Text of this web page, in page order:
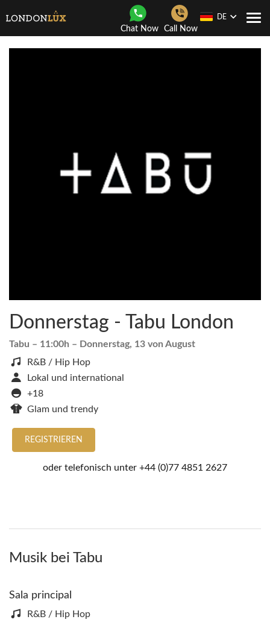
Chat Now Call Now
DE
Donnerstag - Tabu London
Tabu – 11:00h – Donnerstag, 13 von August
R&B / Hip Hop
Lokal und international
+18
Glam und trendy
REGISTRIEREN
oder telefonisch unter +44 (0)77 4851 2627
Musik bei Tabu
Sala principal
R&B / Hip Hop